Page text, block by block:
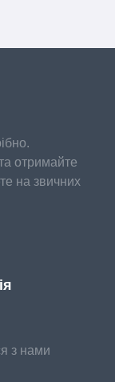
отримайте
на звичних
з нами